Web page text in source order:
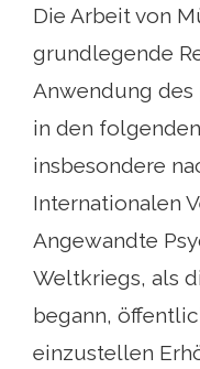
Die Arbeit von
grundlegende
Anwendung des
in den
insbesondere
Internationalen
Angewandte
Weltkriegs, als
begann,
einzustellen